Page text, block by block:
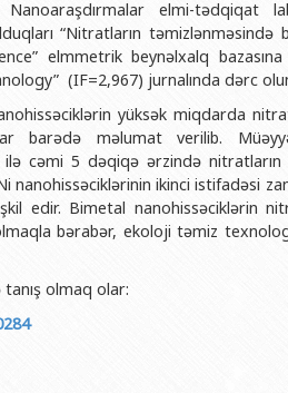
hadisələri
İnsan resursları və hüquq şöbəsi
Sənədlər və Müraciətlərlə iş
Maliyyə və təminat Departamenti
Keyfiyyətin təminatı, monitorinq
Psixoloji Yardım Sektoru
Mədəniyyət-yaradıcılıq Mərkəzi
İdman-sağlamlıq Mərkəzi
BDU-nun Nəşr Evi
Geologiya fakültəsi
Filologiya fakültəsi
Tarix fakültəsi
Beynəlxalq
Hüquq fakültəsi
Jurnalistika fakültəsi
İnformasiya və
Şəxsi
Publik
Nanoaraşdırmalar elmi-tədqiqat
“Nitratların
elmmetrik beynəlxalq
(IF=2,967) jurnalında dərc
yüksək miqdarda
barədə məlumat verilib.
ilə cəmi 5 dəqiqə ərzində
nanohissəciklərinin ikinci istifadəsi
edir. Bimetal nanohissəciklərin
bərabər, ekoloji təmiz
tanış olmaq olar: